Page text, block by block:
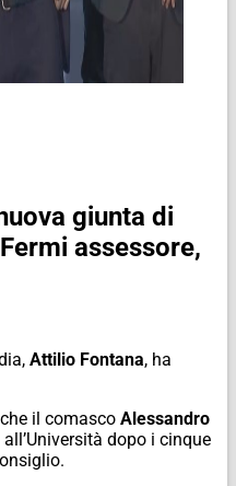
giunta di
assessore,
Attilio Fontana, ha
il comasco Alessandro
dopo i cinque